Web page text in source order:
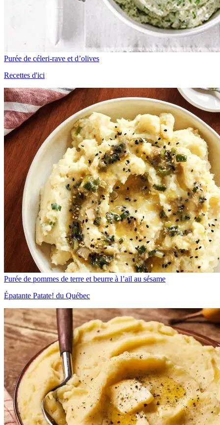
Purée de céleri-rave et d’olives
Recettes d'ici
Purée de pommes de terre et beurre à l’ail au sésame
Épatante Patate! du Québec